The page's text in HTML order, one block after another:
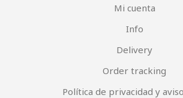
Mi cuenta
Info
Delivery
Order tracking
Política de privacidad y